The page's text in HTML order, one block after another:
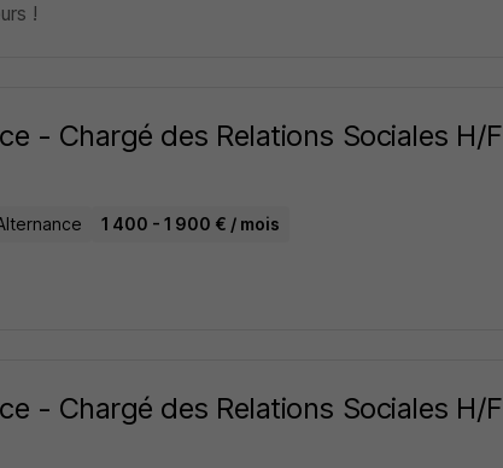
!
- Chargé des Relations Sociales H/F
1 400 - 1 900 € / mois
- Chargé des Relations Sociales H/F